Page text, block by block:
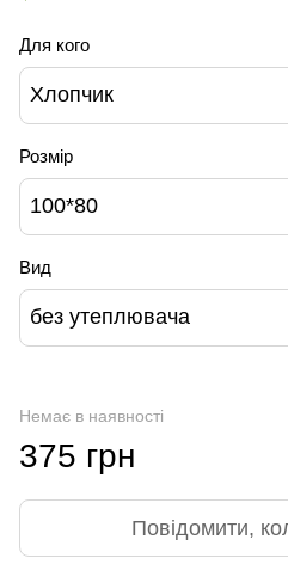
Для кого
Хлопчик
Розмір
100*80
Вид
без утеплювача
Немає в наявності
375 грн
Повідомити,